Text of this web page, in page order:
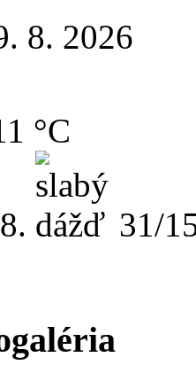
8. 2026
°C
31/